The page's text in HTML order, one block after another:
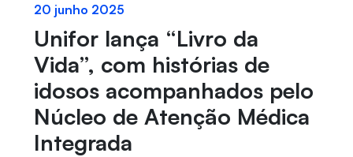
20 junho 2025
Unifor lança “Livro da
Vida”, com histórias de
idosos acompanhados pelo
Núcleo de Atenção Médica
Integrada